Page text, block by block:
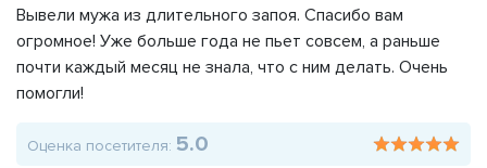
Вывели мужа из длительного запоя. Спасибо вам
огромное! Уже больше года не пьет совсем, а раньше
почти каждый месяц не знала, что с ним делать. Очень
помогли!
Оценка посетителя: 5.0